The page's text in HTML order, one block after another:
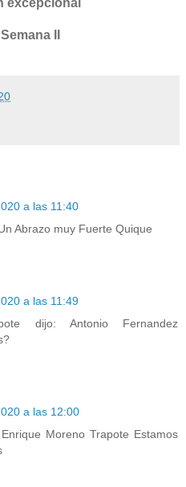
II
a las 11:40
Abrazo muy Fuerte Quique
a las 11:49
dijo: Antonio Fernandez
a las 12:00
Moreno Trapote Estamos